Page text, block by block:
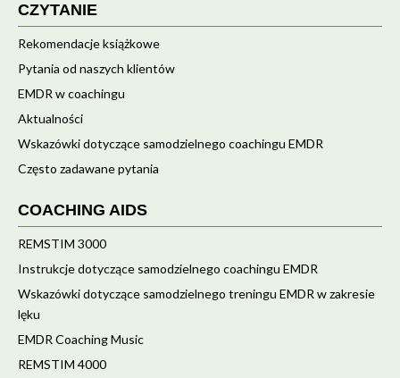
CZYTANIE
Rekomendacje książkowe
Pytania od naszych klientów
EMDR w coachingu
Aktualności
Wskazówki dotyczące samodzielnego coachingu EMDR
Często zadawane pytania
COACHING AIDS
REMSTIM 3000
Instrukcje dotyczące samodzielnego coachingu EMDR
Wskazówki dotyczące samodzielnego treningu EMDR w zakresie
lęku
EMDR Coaching Music
REMSTIM 4000